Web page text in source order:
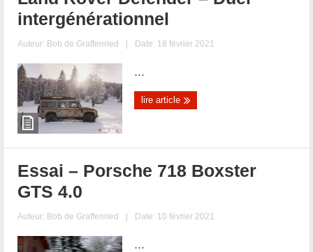
intergénérationnel
Auteur: Bob de Graffenried | Date: 18 février 2021
...
lire article
Essai – Porsche 718 Boxster
GTS 4.0
Auteur: Bob de Graffenried | Date: 10 février 2021
...